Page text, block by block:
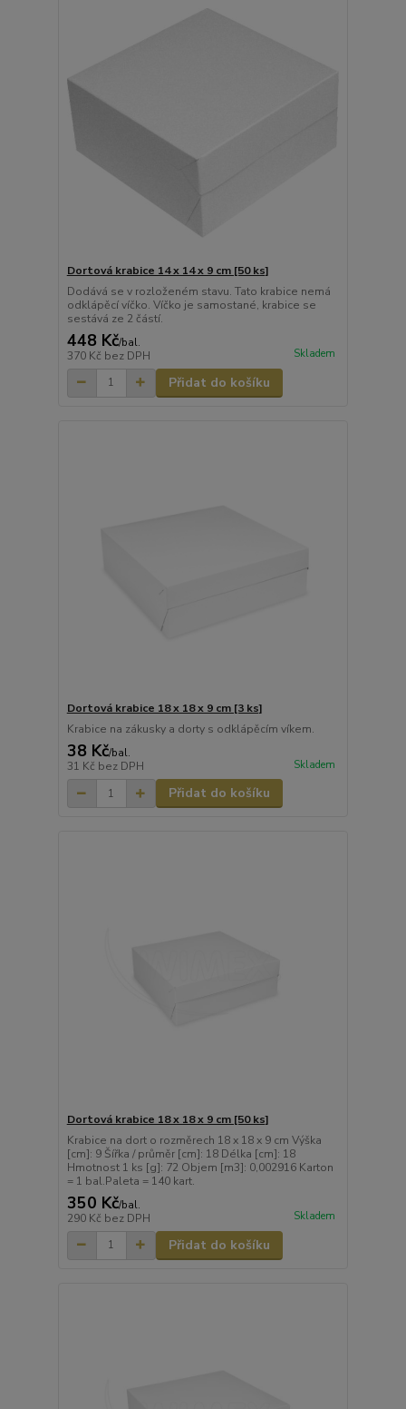
Dortová krabice 14 x 14 x 9 cm [50 ks]
Dodává se v rozloženém stavu. Tato krabice nemá
odklápěcí víčko. Víčko je samostané, krabice se
sestává ze 2 částí.
448 Kč/bal.
370 Kč bez DPH Skladem
Přidat do košíku
Dortová krabice 18 x 18 x 9 cm [3 ks]
Krabice na zákusky a dorty s odklápěcím víkem.
38 Kč/bal.
31 Kč bez DPH Skladem
Přidat do košíku
Dortová krabice 18 x 18 x 9 cm [50 ks]
Krabice na dort o rozměrech 18 x 18 x 9 cm Výška
[cm]: 9 Šířka / průměr [cm]: 18 Délka [cm]: 18
Hmotnost 1 ks [g]: 72 Objem [m3]: 0,002916 Karton
= 1 bal.Paleta = 140 kart.
350 Kč/bal.
290 Kč bez DPH Skladem
Přidat do košíku